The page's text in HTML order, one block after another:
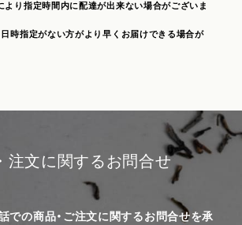
り指定時間内に配達が出来ない場合がございま
時指定がない方がより早くお届けできる場合が
注文に関するお問合せ
での商品・ご注文に関するお問合せを承